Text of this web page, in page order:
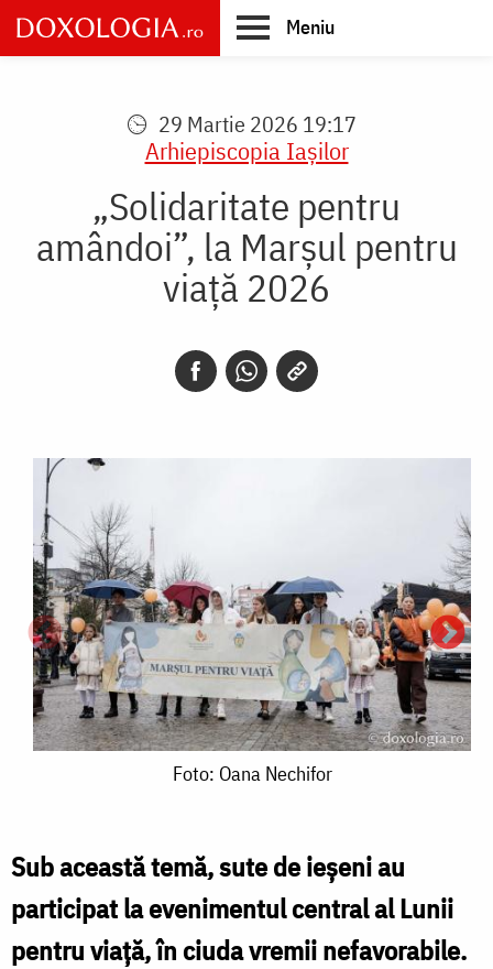
Skip
to
main
Meniu
29 Martie 2026 19:17
Arhiepiscopia Iaşilor
„Solidaritate pentru
amândoi”, la Marșul pentru
viață 2026
Foto: Oana Nechifor
Sub această temă, sute de ieșeni au
participat la evenimentul central al Lunii
pentru viață, în ciuda vremii nefavorabile.